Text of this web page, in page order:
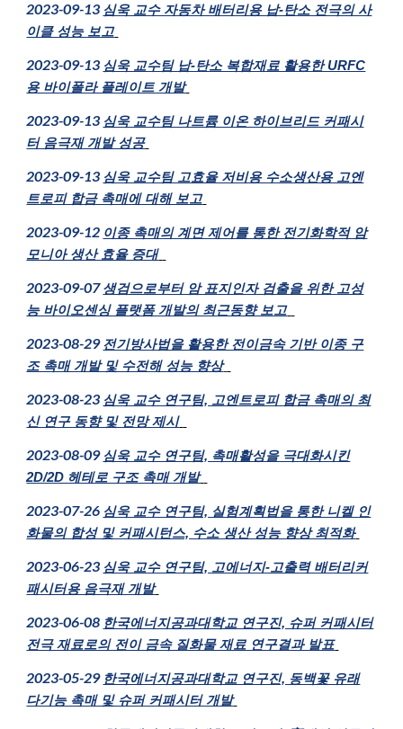
2023-09-13 심욱 교수 자동차 배터리용 납-탄소 전극의 사
이클 성능 보고
2023-09-13 심욱 교수팀 납-탄소 복합재료 활용한 URFC
용 바이폴라 플레이트 개발
2023-09-13 심욱 교수팀 나트륨 이온 하이브리드 커패시
터 음극재 개발 성공
2023-09-13 심욱 교수팀 고효율 저비용 수소생산용 고엔
트로피 합금 촉매에 대해 보고
2023-09-12 이종 촉매의 계면 제어를 통한 전기화학적 암
모니아 생산 효율 증대
2023-09-07 생검으로부터 암 표지인자 검출을 위한 고성
능 바이오센싱 플랫폼 개발의 최근동향 보고
2023-08-29전기방사법을 활용한 전이금속 기반 이종 구
조 촉매 개발 및 수전해 성능 향상
2023-08-23 심욱 교수 연구팀, 고엔트로피 합금 촉매의 최
신 연구 동향 및 전망 제시
2023-08-09 심욱 교수 연구팀, 촉매활성을 극대화시킨
2D/2D 헤테로 구조 촉매 개발
2023-07-26 심욱 교수 연구팀, 실험계획법을 통한 니켈 인
화물의 합성 및 커패시턴스, 수소 생산 성능 향상 최적화
2023-06-23 심욱 교수 연구팀, 고에너지-고출력 배터리커
패시터용 음극재 개발
2023-06-08 한국에너지공과대학교 연구진, 슈퍼 커패시터
전극 재료로의 전이 금속 질화물 재료 연구결과 발표
2023-05-29 한국에너지공과대학교 연구진, 동백꽃 유래
다기능 촉매 및 슈퍼 커패시터 개발